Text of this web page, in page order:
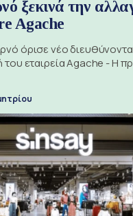
ξεκινά την
Agache
όρισε νέο
του εταιρεία Agache - Η